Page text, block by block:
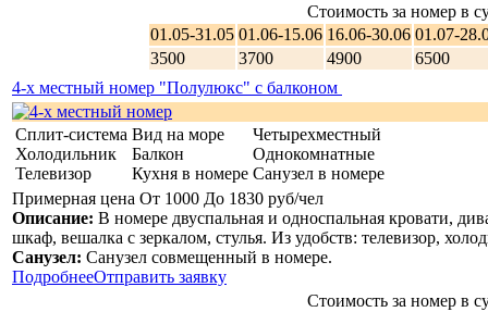
Стоимость за номер в
01.05-31.05 01.06-15.06 16.06-30.06 01.07-
3500
3700 4900
6500
4-х местный номер "Полулюкс" с балконом
Сплит-система
Холодильник
Телевизор
Вид на море
Балкон
Кухня в номере
Четырехместный
Однокомнатные
Санузел в номере
Примерная цена От 1000 До 1830 руб/чел
Описание: В номере двуспальная и односпальная кровати,
шкаф, вешалка с зеркалом, стулья. Из удобств: телевизор,
Санузел: Санузел совмещенный в номере.
ПодробнееОтправить заявку
Стоимость за номер в